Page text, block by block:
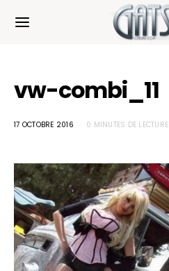
vw-combi_11
17 OCTOBRE 2016 0 MINUTES DE LECTURE
Cookies management panel